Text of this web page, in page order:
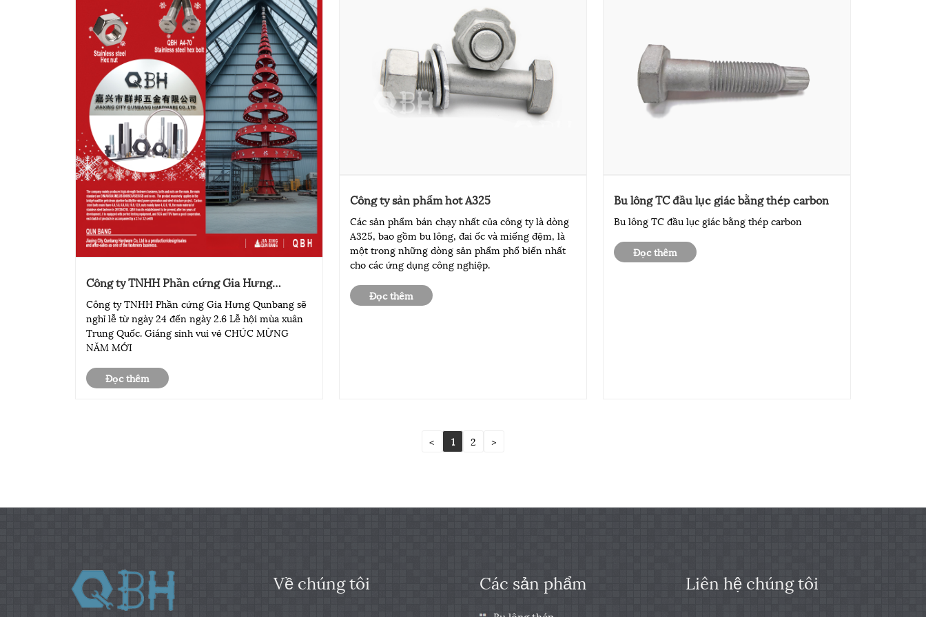
Công ty TNHH Phần cứng Gia Hưng
hội mùa xuân Trung Quốc
Công ty TNHH Phần cứng Gia Hưng Qunbang sẽ
nghỉ lễ từ ngày 24 đến ngày 2.6 Lễ hội mùa xuân
Trung Quốc. Giáng sinh vui vẻ CHÚC MỪNG
NĂM MỚI
Đọc thêm
Công ty sản phẩm hot A325
Các sản phẩm bán chạy nhất của công ty là dòng
A325, bao gồm bu lông, đai ốc và miếng đệm, là
một trong những dòng sản phẩm phổ biến nhất
cho các ứng dụng công nghiệp.
Đọc thêm
Bu lông TC đầu lục giác bằng thép carbon
Bu lông TC đầu lục giác bằng thép carbon
Đọc thêm
< 1 2 >
Về chúng tôi Các sản phẩm Liên hệ chúng tôi